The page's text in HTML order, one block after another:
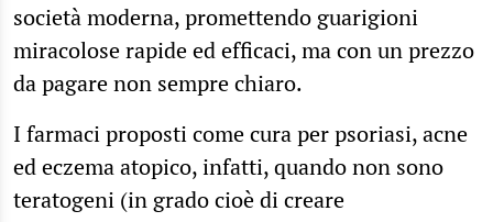
società moderna, promettendo guarigioni
miracolose rapide ed efficaci, ma con un prezzo
da pagare non sempre chiaro.
I farmaci proposti come cura per psoriasi, acne
ed eczema atopico, infatti, quando non sono
teratogeni (in grado cioè di creare